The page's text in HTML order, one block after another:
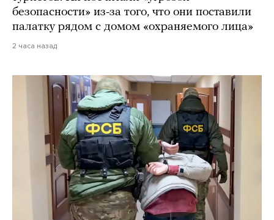
безопасности» из-за того, что они поставили
палатку рядом с домом «охраняемого лица»
2 часа назад